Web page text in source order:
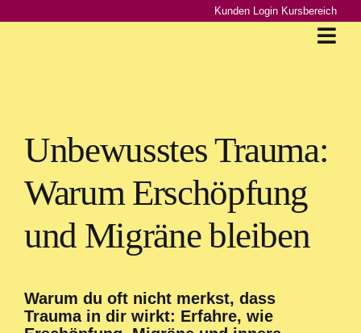
Kunden Login Kursbereich
Weitere Angebote
Für 0€
Blog
Kontakt
Unbewusstes Trauma:
Warum Erschöpfung
und Migräne bleiben
Warum du oft nicht merkst, dass
Trauma in dir wirkt: Erfahre, wie